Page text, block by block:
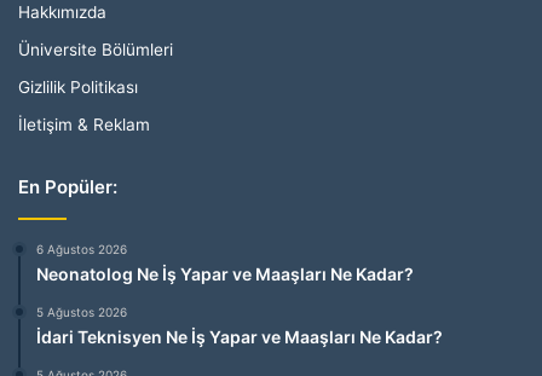
Hakkımızda
Üniversite Bölümleri
Gizlilik Politikası
İletişim & Reklam
En Popüler:
6 Ağustos 2026
Neonatolog Ne İş Yapar ve Maaşları Ne Kadar?
5 Ağustos 2026
İdari Teknisyen Ne İş Yapar ve Maaşları Ne Kadar?